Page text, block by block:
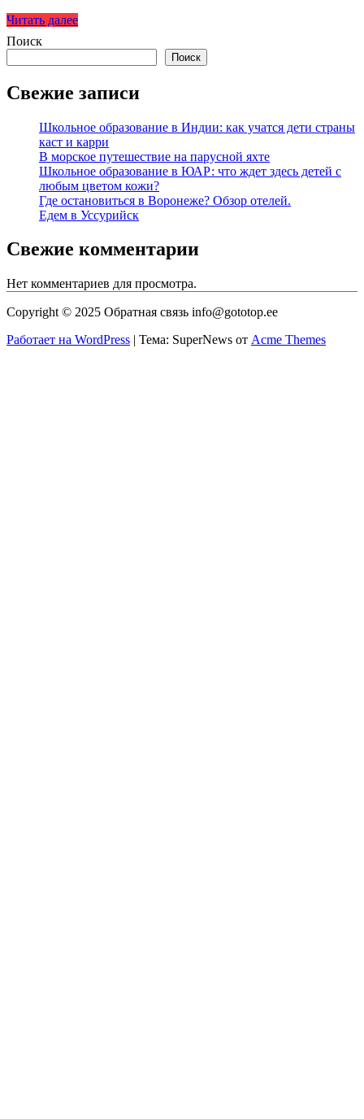
Читать далее
Поиск
Поиск
Свежие записи
Школьное образование в Индии: как учатся дети страны
каст и карри
В морское путешествие на парусной яхте
Школьное образование в ЮАР: что ждет здесь детей с
любым цветом кожи?
Где остановиться в Воронеже? Обзор отелей.
Едем в Уссурийск
Свежие комментарии
Нет комментариев для просмотра.
Copyright © 2025 Обратная связь info@gototop.ee
Работает на WordPress | Тема: SuperNews от Acme Themes